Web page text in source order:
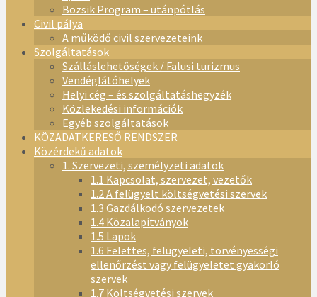
Bozsik Program – utánpótlás
Civil pálya
A működő civil szervezeteink
Szolgáltatások
Szálláslehetőségek / Falusi turizmus
Vendéglátóhelyek
Helyi cég – és szolgáltatáshegyzék
Közlekedési információk
Egyéb szolgáltatások
KÖZADATKERESŐ RENDSZER
Közérdekű adatok
1. Szervezeti, személyzeti adatok
1.1 Kapcsolat, szervezet, vezetők
1.2 A felügyelt költségvetési szervek
1.3 Gazdálkodó szervezetek
1.4 Közalapítványok
1.5 Lapok
1.6 Felettes, felügyeleti, törvényességi
ellenőrzést vagy felügyeletet gyakorló
szervek
1.7 Költségvetési szervek